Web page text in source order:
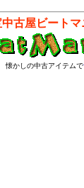
中古屋ビートマ
懐かしの中古アイテムで